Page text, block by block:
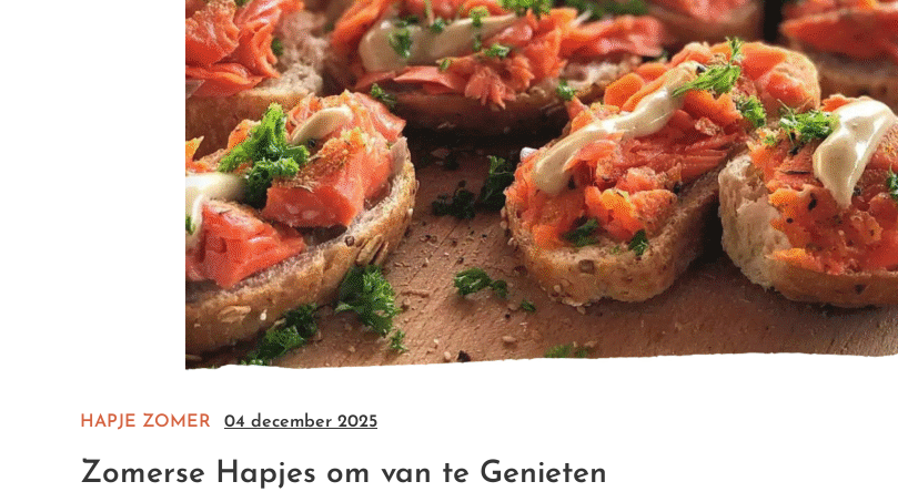
HAPJE ZOMER 04 december 2025
Zomerse Hapjes om van te Genieten